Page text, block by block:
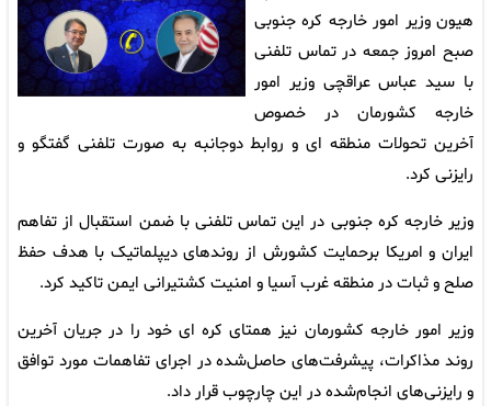
هیون وزیر امور خارجه کره جنوبی
صبح امروز جمعه در تماس تلفنی
با سید عباس عراقچی وزیر امور
خارجه کشورمان در خصوص
آخرین تحولات منطقه ای و روابط دوجانبه به صورت تلفنی گفتگو و
رایزنی کرد.
وزیر خارجه کره جنوبی در این تماس تلفنی با ضمن استقبال از تفاهم
ایران و امریکا برحمایت کشورش از روندهای دیپلماتیک با هدف حفظ
صلح و ثبات در منطقه غرب آسیا و امنیت کشتیرانی ایمن تاکید کرد.
وزیر امور خارجه کشورمان نیز همتای کره ای خود را در جریان آخرین
روند مذاکرات، پیشرفت‌های حاصل‌شده در اجرای تفاهمات مورد توافق
و رایزنی‌های انجام‌شده در این چارچوب قرار داد.